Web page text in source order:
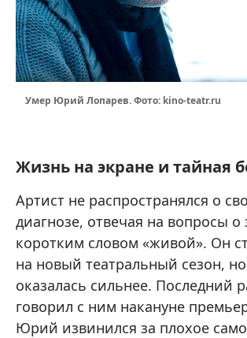
Умер Юрий Лопарев. Фото: kino-teatr.ru
Жизнь на экране и тайная
Артист не распространялся о
диагнозе, отвечая на вопросы о
коротким словом «живой». Он
на новый театральный сезон,
оказалась сильнее. Последний
говорил с ним накануне
Юрий извинился за плохое